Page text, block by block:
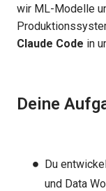
wir ML-Modelle
Claude Code in
Deine
Du
und Data